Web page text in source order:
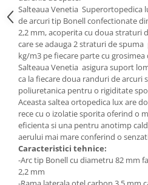
Salteaua Venetia Superortopedica
de arcuri tip Bonell confectionate
2,2 mm, acoperita cu doua straturi
care se adauga 2 straturi de
kg/m3 pe fiecare parte cu grosimea
Salteaua Venetia asigura suport
ca la fiecare doua randuri de arcuri
poliuretanica pentru o rigiditate
Aceasta saltea ortopedica lux are
rece cu o izolatie sporita oferind o
eficienta si una pentru anotimp
aerului mai mare conferind o
Caracteristici tehnice:
-Arc tip Bonell cu diametru 82 mm
2,2 mm